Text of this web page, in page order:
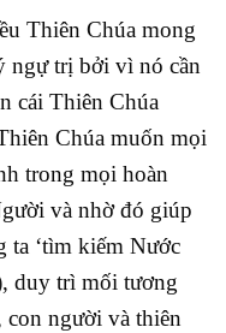
Thiên Chúa mong
ngự trị bởi vì nó cần
cái Thiên Chúa
Chúa muốn mọi
trong mọi hoàn
và nhờ đó giúp
ta ‘tìm kiếm Nước
duy trì mối tương
người và thiên